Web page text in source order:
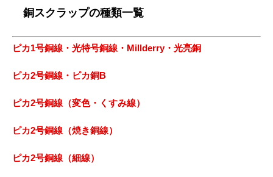
銅スクラップの種類一覧
ピカ1号銅線・光特号銅線・Millderry・光亮銅
ピカ2号銅線・ピカ銅B
ピカ2号銅線（変色・くすみ線）
ピカ2号銅線（焼き銅線）
ピカ2号銅線（細線）